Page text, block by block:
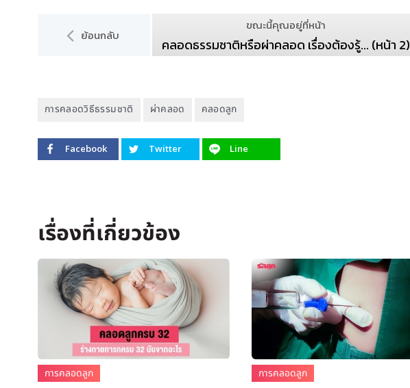
ย้อนกลับ
ขณะนี้คุณอยู่ที่หน้า
คลอดธรรมชาติหรือผ่าคลอด เรื่องต้องรู้... (หน้า 2)
การคลอดวิธีธรรมชาติ ผ่าคลอด คลอดลูก
Facebook Twitter Line
การคลอดลูก การคลอดลูก